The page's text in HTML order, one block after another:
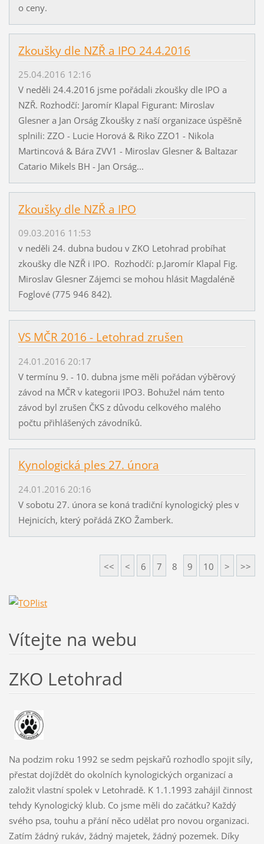
o ceny.
Zkoušky dle NZŘ a IPO 24.4.2016
25.04.2016 12:16
V neděli 24.4.2016 jsme pořádali zkoušky dle IPO a
NZŘ. Rozhodčí: Jaromír Klapal Figurant: Miroslav
Glesner a Jan Orság Zkoušky z naší organizace úspěšně
splnili: ZZO - Lucie Horová & Riko ZZO1 - Nikola
Martincová & Bára ZVV1 - Miroslav Glesner & Baltazar
Catario Mikels BH - Jan Orság...
Zkoušky dle NZŘ a IPO
09.03.2016 11:53
v neděli 24. dubna budou v ZKO Letohrad probíhat
zkoušky dle NZŘ i IPO. Rozhodčí: p.Jaromír Klapal Fig.
Miroslav Glesner Zájemci se mohou hlásit Magdaléně
Foglové (775 946 842).
VS MČR 2016 - Letohrad zrušen
24.01.2016 20:17
V termínu 9. - 10. dubna jsme měli pořádan výběrový
závod na MČR v kategorii IPO3. Bohužel nám tento
závod byl zrušen ČKS z důvodu celkového malého
počtu přihlášených závodníků.
Kynologická ples 27. února
24.01.2016 20:16
V sobotu 27. února se koná tradiční kynologický ples v
Hejnicích, který pořádá ZKO Žamberk.
<< < 6 7 8 9 10 > >>
Vítejte na webu
ZKO Letohrad
Na podzim roku 1992 se sedm pejskařů rozhodlo spojit síly,
přestat dojíždět do okolních kynologických organizací a
založit vlastní spolek v Letohradě. K 1.1.1993 zahájil činnost
tehdy Kynologický klub. Co jsme měli do začátku? Každý
svého psa, touhu a přání něco udělat pro novou organizaci.
Zatím žádný rukáv, žádný majetek, žádný pozemek. Díky